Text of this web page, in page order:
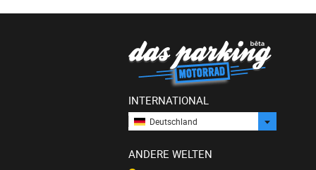
INTERNATIONAL
Deutschland
ANDERE WELTEN